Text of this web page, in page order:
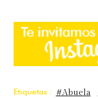
Etiquetas : #Abuela